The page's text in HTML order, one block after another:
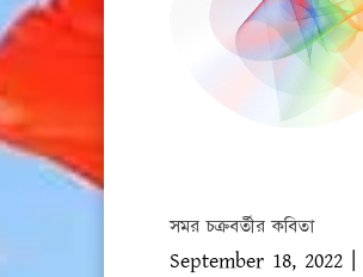
সমর চক্রবর্তীর কবিতা
September 18, 2022 |